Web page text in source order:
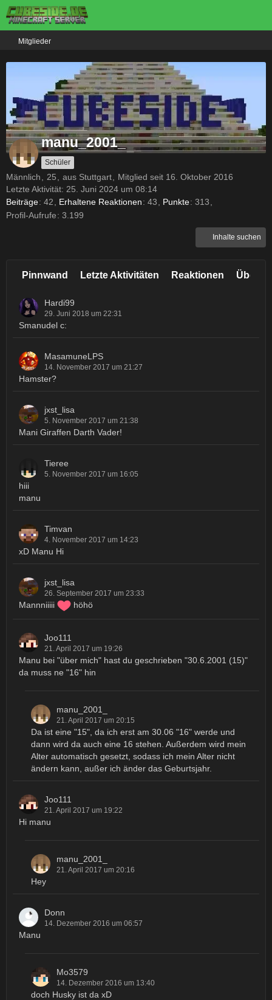
Mitglieder
manu_2001_
Schüler
Männlich 25 aus Stuttgart
Mitglied seit 16. Oktober 2016
Letzte Aktivität: 25. Juni 2024 um 08:14
Beiträge 42 Erhaltene Reaktionen 43 Punkte 313
Profil-Aufrufe
3.199
Inhalte suchen
Pinnwand Letzte Aktivitäten Reaktionen Über
Hardi99
29. Juni 2018 um 22:31
Smanudel c:
MasamuneLPS
14. November 2017 um 21:27
Hamster?
jxst_lisa
5. November 2017 um 21:38
Mani Giraffen Darth Vader!
Tieree
5. November 2017 um 16:05
hiii
manu
Timvan
4. November 2017 um 14:23
xD Manu Hi
jxst_lisa
26. September 2017 um 23:33
Mannniiiii höhö
Joo111
21. April 2017 um 19:26
Manu bei "über mich" hast du geschrieben "30.6.2001 (15)"
da muss ne "16" hin
manu_2001_
21. April 2017 um 20:15
Da ist eine "15", da ich erst am 30.06 "16" werde und
dann wird da auch eine 16 stehen. Außerdem wird mein
Alter automatisch gesetzt, sodass ich mein Alter nicht
ändern kann, außer ich änder das Geburtsjahr.
Joo111
21. April 2017 um 19:22
Hi manu
manu_2001_
21. April 2017 um 20:16
Hey
Donn
14. Dezember 2016 um 06:57
Manu
Mo3579
14. Dezember 2016 um 13:40
doch Husky ist da xD